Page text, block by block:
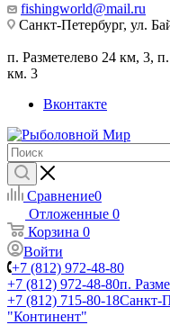
fishingworld@mail.ru
Санкт-Петербург, ул.
п. Разметелево 24 км, 3,
км. 3
Вконтакте
Сравнение0
Отложенные 0
Корзина 0
Войти
+7 (812) 972-48-80
+7 (812) 972-48-80п.
+7 (812) 715-80-18Санкт-
"Континент"